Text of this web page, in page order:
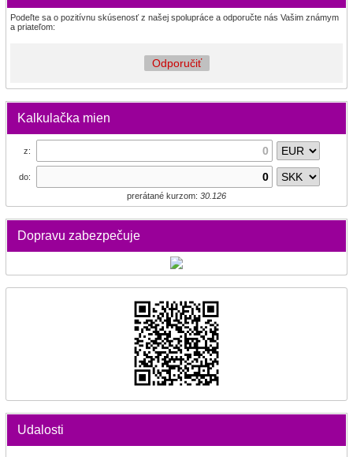
Podeľte sa o pozitívnu skúsenosť z našej spolupráce a odporučte nás Vašim známym
a priateľom:
Odporučiť
Kalkulačka mien
z:
do:
prerátané kurzom: 30.126
Dopravu zabezpečuje
Udalosti